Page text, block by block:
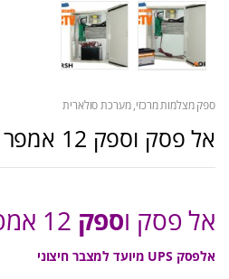
ספק מצלמות מרכזי, מערכת סולארית
אל פסק וספק 12 אמפר (P150_SFGIP)
אל פסק וספק
אלפסק UPS מיועד למצבר חיצוני